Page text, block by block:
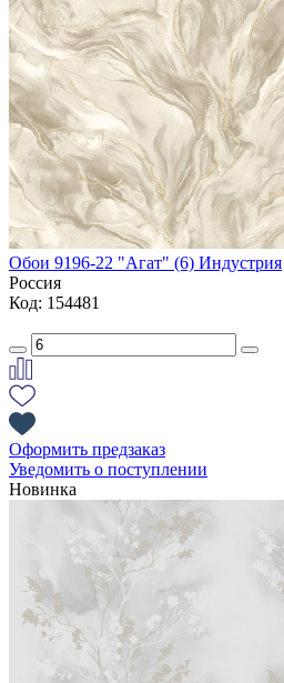
Обои 9196-22 "Агат" (6) Индустрия
Россия
Код: 154481
Оформить предзаказ
Уведомить о поступлении
Новинка